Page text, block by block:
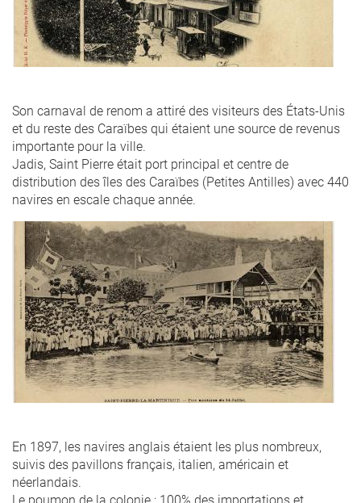
Son carnaval de renom a attiré des visiteurs des États-Unis
et du reste des Caraïbes qui étaient une source de revenus
importante pour la ville.
Jadis, Saint Pierre était port principal et centre de
distribution des îles des Caraïbes (Petites Antilles) avec 440
navires en escale chaque année.
En 1897, les navires anglais étaient les plus nombreux,
suivis des pavillons français, italien, américain et
néerlandais.